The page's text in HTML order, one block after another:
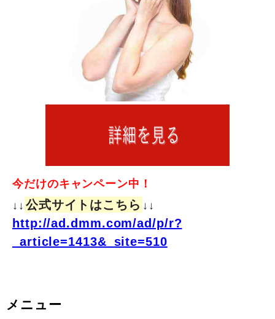
今だけのキャンペーン中！
↓↓ 公式サイトはこちら ↓↓
http://ad.dmm.com/ad/p/r?
_article=1413&_site=510
メニュー